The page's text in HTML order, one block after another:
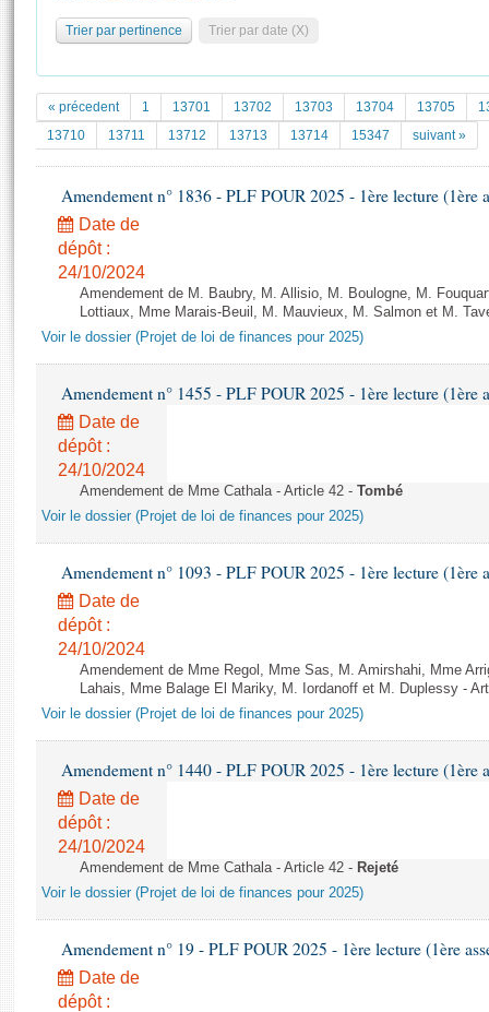
Pétitions
Documents parlementaires
Projets de loi
Propositions de loi
Amendements
Textes adoptés
Rapports d'information
Rapports d'enquête
Rapports législatifs
Rapports sur l'application des lois
Baromètre de l’application des lois
Dossiers législatifs
Budget et sécurité sociale
Comptes rendus des débats
Statistiques et chiffres clés
Documents de référence
( Constitution | Règlement de l'Assemblée ... )
Histoire
Juniors
Anciennes législatures
Liens vers les sites publics
La Bibliothèque
Les archives
Photos libres de droit
Trier par pertinence Trier par date (X)
« précedent 1 13701 13702 13703 13704 13705
13710
13711 13712 13713 13714 15347 suivant »
Amendement n° 1836 - PLF POUR 2025 - 1ère lecture (1ère
Date de
dépôt :
24/10/2024
Amendement de M. Baubry, M. Allisio, M. Boulogne, M.
Lottiaux, Mme Marais-Beuil, M. Mauvieux, M. Salmon et M.
Voir le dossier (Projet de loi de finances pour 2025)
Amendement n° 1455 - PLF POUR 2025 - 1ère lecture (1ère
Date de
dépôt :
24/10/2024
Amendement de Mme Cathala - Article 42 - Tombé
Voir le dossier (Projet de loi de finances pour 2025)
Amendement n° 1093 - PLF POUR 2025 - 1ère lecture (1ère
Date de
dépôt :
24/10/2024
Amendement de Mme Regol, Mme Sas, M. Amirshahi, Mme
Lahais, Mme Balage El Mariky, M. Iordanoff et M. Duplessy -
Voir le dossier (Projet de loi de finances pour 2025)
Amendement n° 1440 - PLF POUR 2025 - 1ère lecture (1ère
Date de
dépôt :
24/10/2024
Amendement de Mme Cathala - Article 42 - Rejeté
Voir le dossier (Projet de loi de finances pour 2025)
Amendement n° 19 - PLF POUR 2025 - 1ère lecture (1ère
Date de
dépôt :